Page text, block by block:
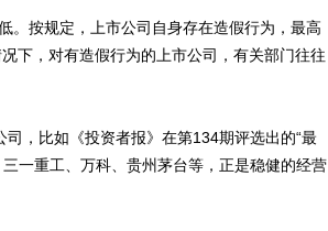
按规定，上市公司自身存在造假行为，最高
下，对有造假行为的上市公司，有关部门往往
，比如《投资者报》在第134期评选出的“最
一重工、万科、贵州茅台等，正是稳健的经营